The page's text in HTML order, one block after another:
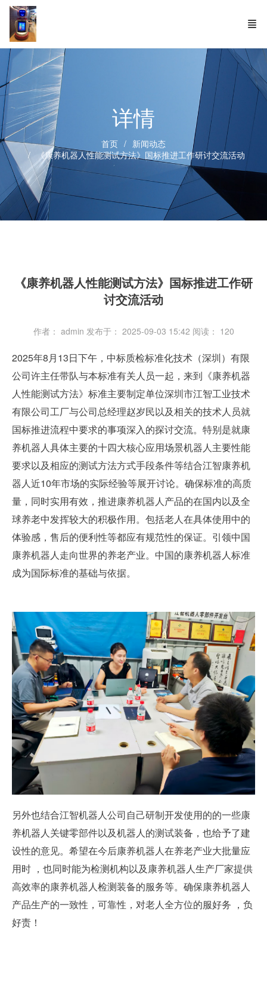
详情
首页
新闻动态
《康养机器人性能测试方法》国标推进工作研讨交流活动
《康养机器人性能测试方法》国标推进工作研
讨交流活动
作者： admin 发布于： 2025-09-03 15:42 阅读： 120
2025年8月13日下午，中标质检标准化技术（深圳）有限
公司许主任带队与本标准有关人员一起，来到《康养机器
人性能测试方法》标准主要制定单位深圳市江智工业技术
有限公司工厂与公司总经理赵岁民以及相关的技术人员就
国标推进流程中要求的事项深入的探讨交流。特别是就康
养机器人具体主要的十四大核心应用场景机器人主要性能
要求以及相应的测试方法方式手段条件等结合江智康养机
器人近10年市场的实际经验等展开讨论。确保标准的高质
量，同时实用有效，推进康养机器人产品的在国内以及全
球养老中发挥较大的积极作用。包括老人在具体使用中的
体验感，售后的便利性等都应有规范性的保证。引领中国
康养机器人走向世界的养老产业。中国的康养机器人标准
成为国际标准的基础与依据。
另外也结合江智机器人公司自己研制开发使用的的一些康
养机器人关键零部件以及机器人的测试装备，也给予了建
设性的意见。希望在今后康养机器人在养老产业大批量应
用时 ，也同时能为检测机构以及康养机器人生产厂家提供
高效率的康养机器人检测装备的服务等。确保康养机器人
产品生产的一致性，可靠性，对老人全方位的服好务 ，负
好责！